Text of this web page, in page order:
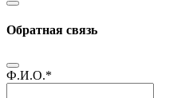
Обратная связь
Ф.И.О.*